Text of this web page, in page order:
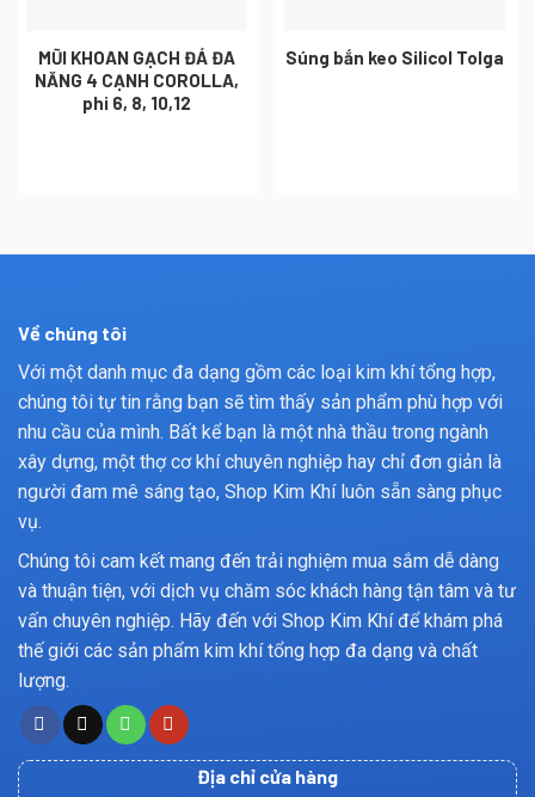
MŨI KHOAN GẠCH ĐÁ ĐA
NĂNG 4 CẠNH COROLLA,
phi 6, 8, 10,12
Súng bắn keo Silicol Tolga
Về chúng tôi
Với một danh mục đa dạng gồm các loại kim khí tổng hợp,
chúng tôi tự tin rằng bạn sẽ tìm thấy sản phẩm phù hợp với
nhu cầu của mình. Bất kể bạn là một nhà thầu trong ngành
xây dựng, một thợ cơ khí chuyên nghiệp hay chỉ đơn giản là
người đam mê sáng tạo, Shop Kim Khí luôn sẵn sàng phục
vụ.
Chúng tôi cam kết mang đến trải nghiệm mua sắm dễ dàng
và thuận tiện, với dịch vụ chăm sóc khách hàng tận tâm và tư
vấn chuyên nghiệp. Hãy đến với Shop Kim Khí để khám phá
thế giới các sản phẩm kim khí tổng hợp đa dạng và chất
lượng.
Địa chỉ cửa hàng